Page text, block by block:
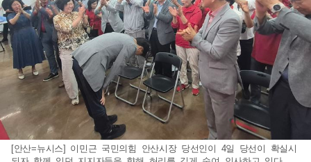
[안산=뉴시스] 이민근 국민의힘 안산시장 당선인이 4일 당선이 확실시